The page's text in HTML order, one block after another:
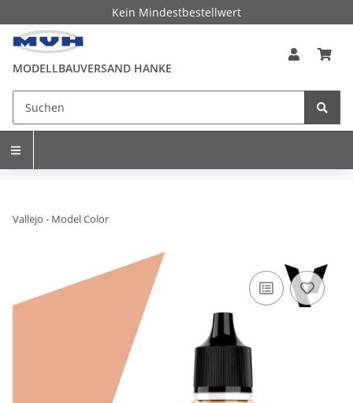
Kein Mindestbestellwert
MODELLBAUVERSAND HANKE
Vallejo - Model Color